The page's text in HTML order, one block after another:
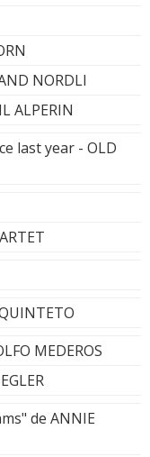
NORDLI
ALPERIN
last year - OLD
MEDEROS
de ANNIE